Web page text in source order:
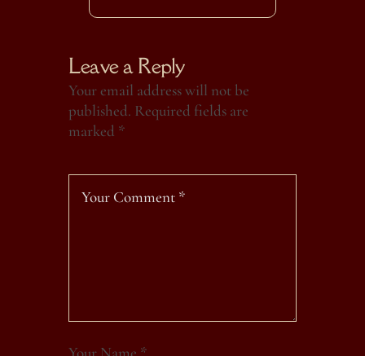
Leave a Reply
Your email address will not be
published. Required fields are
marked *